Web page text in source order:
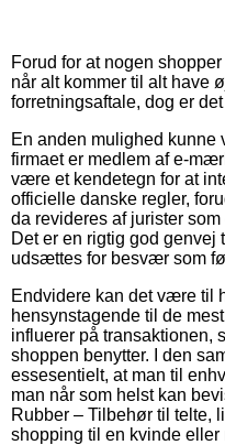
Forud for at nogen
når alt kommer til alt have
forretningsaftale, dog er
En anden mulighed
firmaet er medlem af e-
være et kendetegn for at
officielle danske regler,
da revideres af jurister
Det er en rigtig god genvej
udsættes for besvær som
Endvidere kan det være til
hensynstagende til de
influerer på transaktionen,
shoppen benytter. I den
essesentielt, at man til
man når som helst kan
Rubber – Tilbehør til telte,
shopping til en kvinde eller